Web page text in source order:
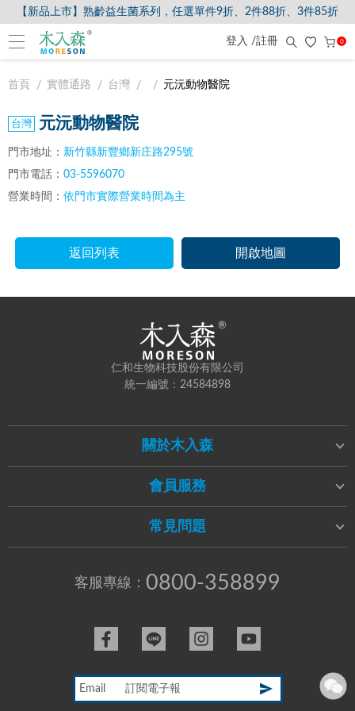
【新品上市】熟齡益生菌系列，任選單件9折、2件88折、3件85折
登入 /註冊 0
首頁 實體通路 台灣 元沅動物醫院
元沅動物醫院
門市地址： 新竹縣新豐鄉新庄路295號
門市電話： 03-5596070
營業時間： 依門市實際營業時間為主
返回列表 開啟地圖
仁和生物科技股份有限公司
統一編號：24584898
關於木入森
會員服務
常見問題
客服專線： 0800-358899
Email